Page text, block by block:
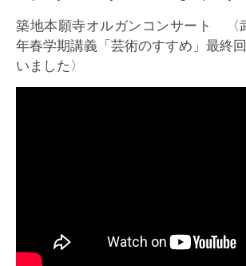
築地本願寺オルガンコンサート 〈
年春学期講義「芸術のすすめ」最終
いました〉